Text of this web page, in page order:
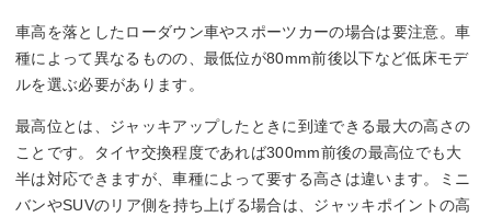
車高を落としたローダウン車やスポーツカーの場合は要注意。車
種によって異なるものの、最低位が80mm前後以下など低床モデ
ルを選ぶ必要があります。
最高位とは、ジャッキアップしたときに到達できる最大の高さの
ことです。タイヤ交換程度であれば300mm前後の最高位でも大
半は対応できますが、車種によって要する高さは違います。ミニ
バンやSUVのリア側を持ち上げる場合は、ジャッキポイントの高